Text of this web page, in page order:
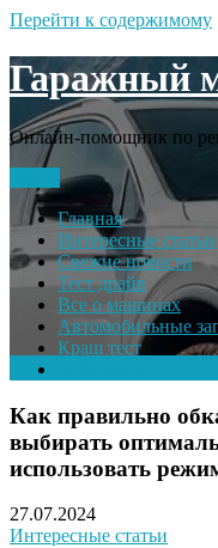
Перейти к содержимому
Гаражный
Онлайн-помощник по
Главная
Интересные статьи
Свежие новости
Тест драйв
Все о машинах
Автомобильные
Краш тест
Как правильно
выбирать
использовать
27.07.2024
Интересные статьи